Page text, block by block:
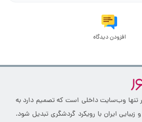
افزودن دیدگاه
تنها وب‌سایت داخلی است که تصمیم دارد به
ایران با رویکرد گردشگری تبدیل شود.